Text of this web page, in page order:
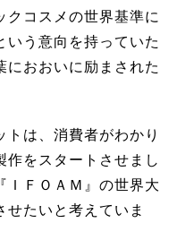
クコスメの世界基準に
いう意向を持っていた
におおいに励まされた
は、消費者がわかり
作をスタートさせまし
ＩＦＯＡＭ』の世界大
たいと考えていま